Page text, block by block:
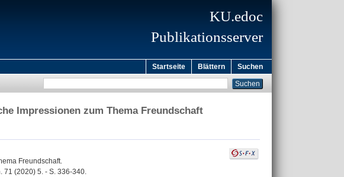
KU.edoc
Publikationsserver
Startseite Blättern Suchen
Impressionen zum Thema Freundschaft
Freundschaft.
71 (2020) 5. - S. 336-340.